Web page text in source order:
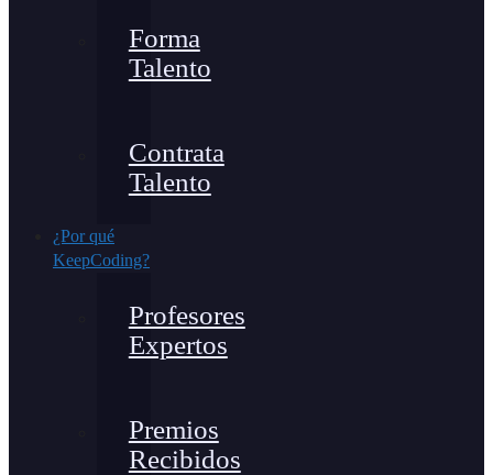
Forma
Talento
Contrata
Talento
¿Por qué
KeepCoding?
Profesores
Expertos
Premios
Recibidos